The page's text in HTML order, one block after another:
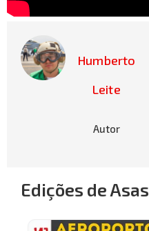
Humberto
Leite
Autor
Edições de Asas